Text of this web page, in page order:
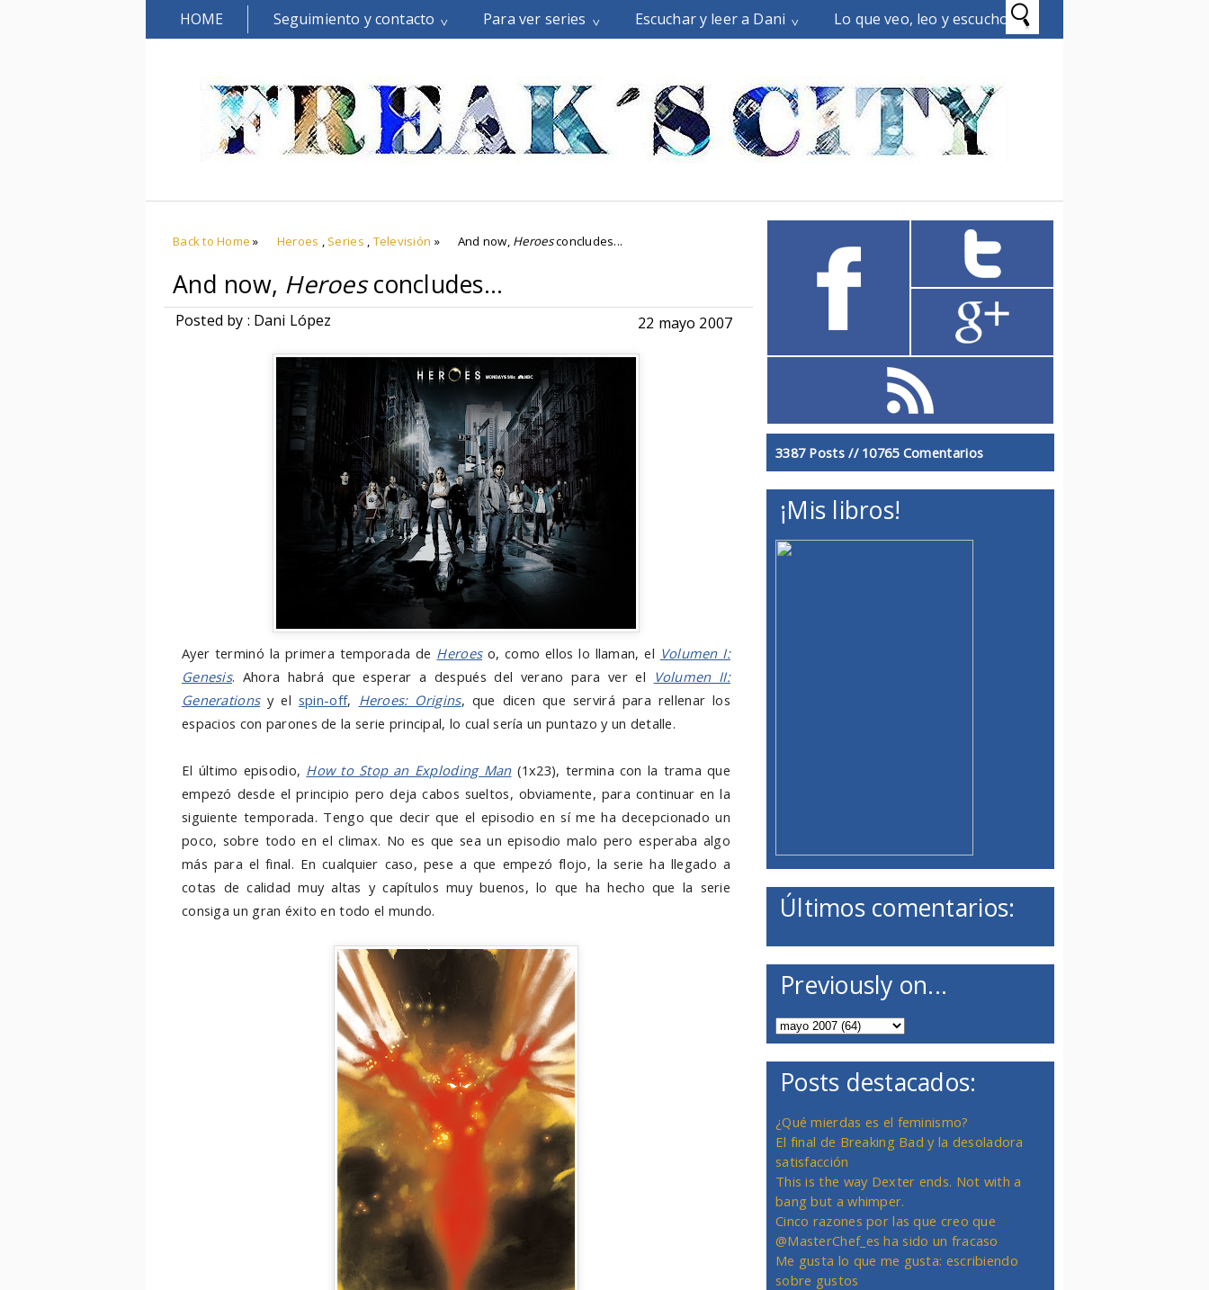
HOME Seguimiento y contacto Para ver series Escuchar y leer a Dani Lo que veo, leo y escucho
Back to Home » Heroes , Series ,Televisión » And now, Heroesconcludes...
And now, Heroesconcludes...
Posted by : Dani López 22 mayo 2007
Ayer terminó la primera temporada de Heroeso, como ellos lo llaman, el Volumen I:
Genesis. Ahora habrá que esperar a después del verano para ver el Volumen II:
Generationsy el spin-off, Heroes: Origins, que dicen que servirá para rellenar los
espacios con parones de la serie principal, lo cual sería un puntazo y un detalle.
El último episodio, How to Stop an Exploding Man(1x23), termina con la trama que
empezó desde el principio pero deja cabos sueltos, obviamente, para continuar en la
siguiente temporada. Tengo que decir que el episodio en sí me ha decepcionado un
poco, sobre todo en el climax. No es que sea un episodio malo pero esperaba algo
más para el final. En cualquier caso, pese a que empezó flojo, la serie ha llegado a
cotas de calidad muy altas y capítulos muy buenos, lo que ha hecho que la serie
consiga un gran éxito en todo el mundo.
3387 Posts // 10765 Comentarios
¡Mis libros!
Últimos comentarios:
Previously on...
Posts destacados:
¿Qué mierdas es el feminismo?
El final de Breaking Bad y la desoladora
satisfacción
This is the way Dexter ends. Not with a
bang but a whimper.
Cinco razones por las que creo que
@MasterChef_es ha sido un fracaso
Me gusta lo que me gusta: escribiendo
sobre gustos